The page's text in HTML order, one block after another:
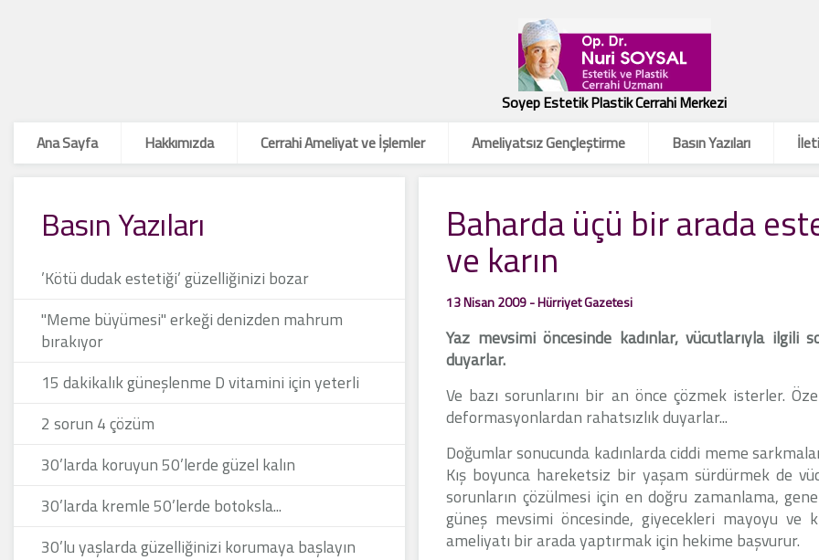
Soyep Estetik Plastik Cerrahi Merkezi
Ana Sayfa
Hakkımızda Cerrahi Ameliyat ve İşlemler Ameliyatsız Gençleştirme Basın Yazıları
Baharda üçü bir arada
ve karın
13 Nisan 2009 - Hürriyet Gazetesi
Yaz mevsimi öncesinde kadınlar, vücutlarıyla ilgili
duyarlar.
Ve bazı sorunlarını bir an önce çözmek isterler.
deformasyonlardan rahatsızlık duyarlar...
Doğumlar sonucunda kadınlarda ciddi meme
Kış boyunca hareketsiz bir yaşam sürdürmek de
sorunların çözülmesi için en doğru zamanlama,
güneş mevsimi öncesinde, giyecekleri mayoyu ve
ameliyatı bir arada yaptırmak için hekime başvurur.
Basın Yazıları
’Kötü dudak estetiği’ güzelliğinizi bozar
"Meme büyümesi" erkeği denizden mahrum
bırakıyor
15 dakikalık güneşlenme D vitamini için yeterli
2 sorun 4 çözüm
30’larda koruyun 50’lerde güzel kalın
30’larda kremle 50’lerde botoksla...
30’lu yaşlarda güzelliğinizi korumaya başlayın